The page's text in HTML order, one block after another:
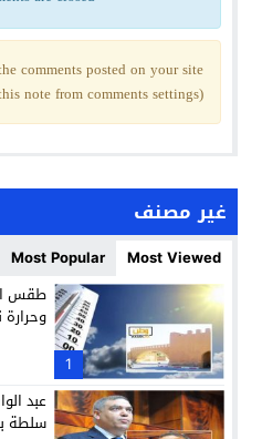
comments posted on your site
note from comments settings)
غير مصنف
Most Viewed
Most Popular
1
طقس
عبد
سلطة